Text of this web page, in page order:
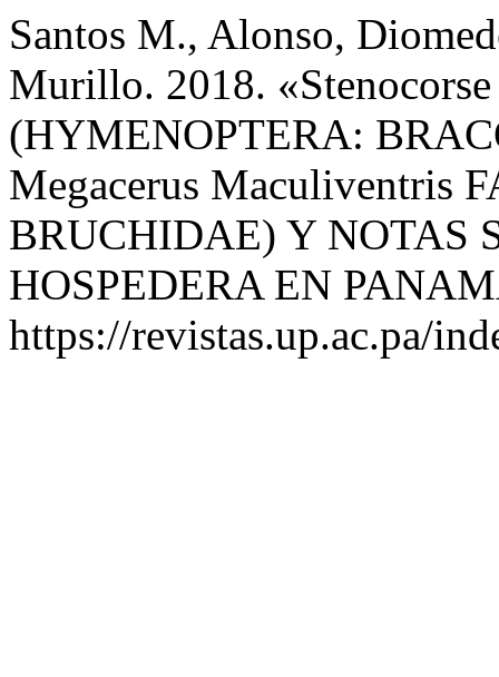
Santos M., Alonso,
Murillo. 2018.
(HYMENOPTERA:
Megacerus Maculiventris
BRUCHIDAE) Y NOTAS
HOSPEDERA EN
https://revistas.up.ac.pa/